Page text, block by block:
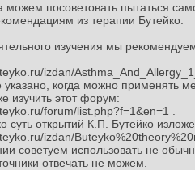
можем посоветовать пытаться
из терапии Бутейко.
изучения мы
izdan/
указано, когда можно применять
изучить этот форум:
forum/list.php?f=1&en=1 .
суть открытий К.П. Бутейко
izdan/
советуем использовать не
отвечать не можем.